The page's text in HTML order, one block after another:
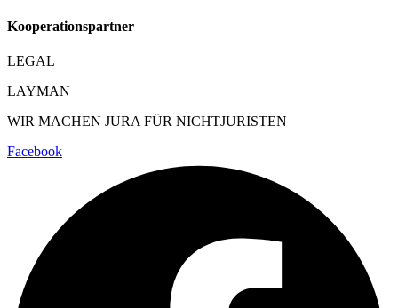
Kooperationspartner
LEGAL
LAYMAN
WIR MACHEN JURA FÜR NICHTJURISTEN
Facebook